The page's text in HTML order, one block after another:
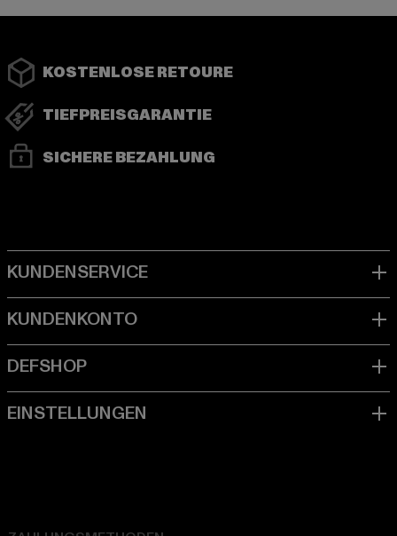
KOSTENLOSE RETOURE
TIEFPREISGARANTIE
SICHERE BEZAHLUNG